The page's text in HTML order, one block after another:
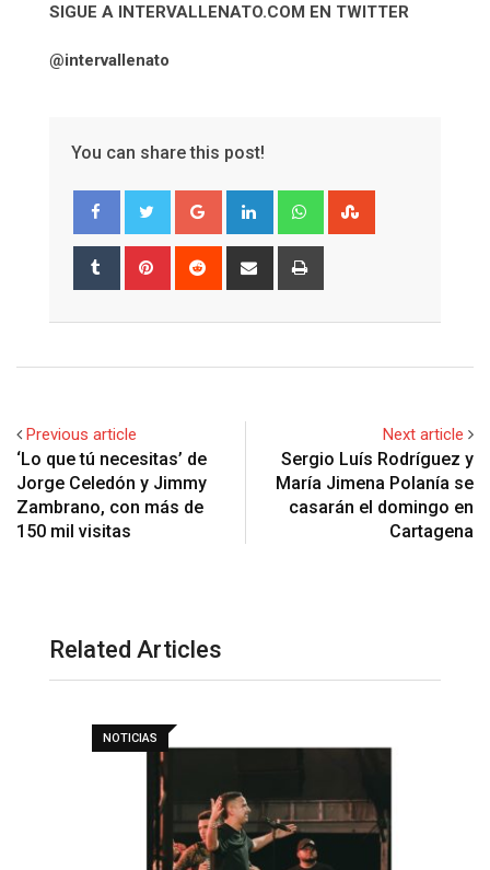
SIGUE A INTERVALLENATO.COM EN TWITTER
@intervallenato
You can share this post!
Google+ LinkedIn Whatsapp
Tumblr Pinterest Reddit
Share
Previous article
‘Lo que tú necesitas’ de
Jorge Celedón y Jimmy
Zambrano, con más de
150 mil visitas
Next article
Sergio Luís Rodríguez y
María Jimena Polanía se
casarán el domingo en
Cartagena
Related Articles
NOTICIAS